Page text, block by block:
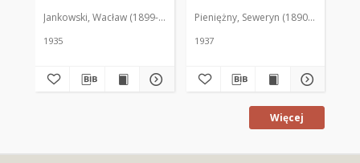
Jankowski, Wacław (1899-1975). Red.
1935
Pieniężny, Seweryn (1890-1940). Red.
1937
Więcej